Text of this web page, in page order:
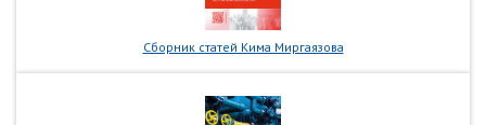
Сборник статей Кима Миргаязова